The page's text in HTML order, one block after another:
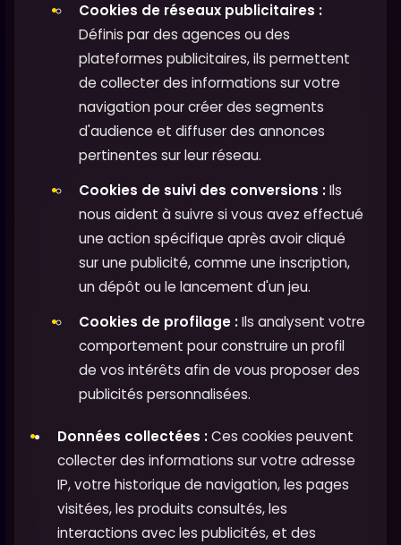
Cookies de réseaux publicitaires :
Définis par des agences ou des
plateformes publicitaires, ils permettent
de collecter des informations sur votre
navigation pour créer des segments
d'audience et diffuser des annonces
pertinentes sur leur réseau.
Cookies de suivi des conversions :Ils
nous aident à suivre si vous avez effectué
une action spécifique après avoir cliqué
sur une publicité, comme une inscription,
un dépôt ou le lancement d'un jeu.
Cookies de profilage :Ils analysent votre
comportement pour construire un profil
de vos intérêts afin de vous proposer des
publicités personnalisées.
Données collectées :Ces cookies peuvent
collecter des informations sur votre adresse
IP, votre historique de navigation, les pages
visitées, les produits consultés, les
interactions avec les publicités, et des